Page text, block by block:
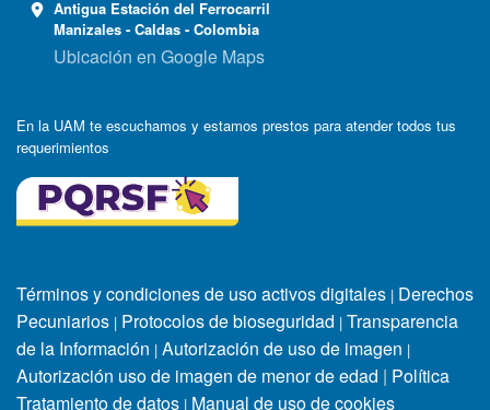
Antigua Estación del Ferrocarril
Manizales - Caldas - Colombia
Ubicación en Google Maps
En la UAM te escuchamos y estamos prestos para atender todos tus
requerimientos
Términos y condiciones de uso activos digitales | Derechos
Pecuniarios | Protocolos de bioseguridad | Transparencia
de la Información | Autorización de uso de imagen |
Autorización uso de imagen de menor de edad | Política
Tratamiento de datos | Manual de uso de cookies